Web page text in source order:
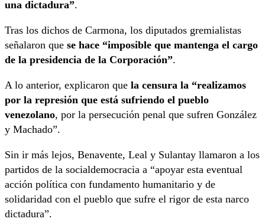
una dictadura”.
Tras los dichos de Carmona, los diputados gremialistas
señalaron que se hace “imposible que mantenga el cargo
de la presidencia de la Corporación”.
A lo anterior, explicaron que la censura la “realizamos
por la represión que está sufriendo el pueblo
venezolano, por la persecución penal que sufren González
y Machado”.
Sin ir más lejos, Benavente, Leal y Sulantay llamaron a los
partidos de la socialdemocracia a “apoyar esta eventual
acción política con fundamento humanitario y de
solidaridad con el pueblo que sufre el rigor de esta narco
dictadura”.